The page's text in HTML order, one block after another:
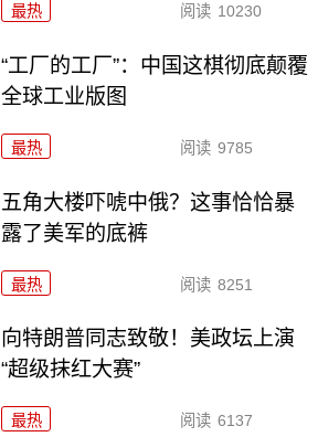
最热 阅读 10230
“工厂的工厂”：中国这棋彻底颠覆
全球工业版图
最热 阅读 9785
五角大楼吓唬中俄？这事恰恰暴
露了美军的底裤
最热 阅读 8251
向特朗普同志致敬！美政坛上演
“超级抹红大赛”
最热 阅读 6137